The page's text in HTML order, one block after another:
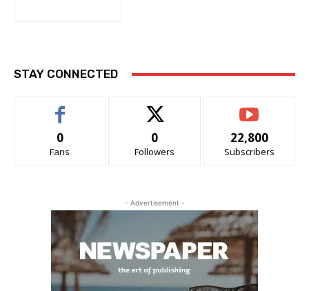
STAY CONNECTED
0
Fans
0
Followers
22,800
Subscribers
- Advertisement -